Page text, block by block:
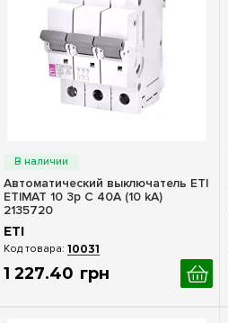
Автоматический выключатель ETI
ETIMAT 10 3p C 40А (10 kA)
2135720
ETI
10031
1 227.40 грн